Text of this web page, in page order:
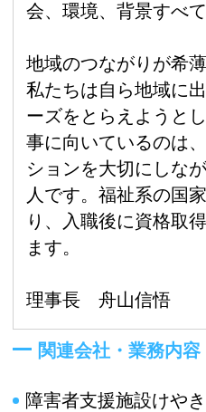
会、環境、背景すべ
地域のつながりが希
私たちは自ら地域に
ーズをとらえようと
事に向いているのは
ションを大切にしな
人です。福祉系の国
り、入職後に資格取
ます。
理事長 舟山信悟
関連会社・業務内容
障害者支援施設けや